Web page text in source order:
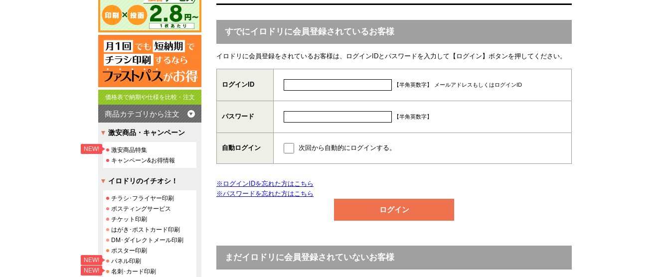
すでにイロドリに会員登録されているお客様
イロドリに会員登録をされているお客様は、ログインIDとパスワードを入力して【ログイン】ボタンを押してください。
ログインID 【半角英数字】 メールアドレスもしくはログインID
パスワード 【半角英数字】
自動ログイン 次回から自動的にログインする。
※ログインIDを忘れた方はこちら
※パスワードを忘れた方はこちら
まだイロドリに会員登録されていないお客様
価格表で納期や仕様を比較・注文
商品カテゴリから注文
激安商品・キャンペーン
NEW!
激安商品特集
キャンペーン&お得情報
イロドリのイチオシ！
チラシ･フライヤー印刷
ポスティングサービス
チケット印刷
はがき･ポストカード印刷
DM･ダイレクトメール印刷
ポスター印刷
NEW! パネル印刷
NEW!
名刺･カード印刷